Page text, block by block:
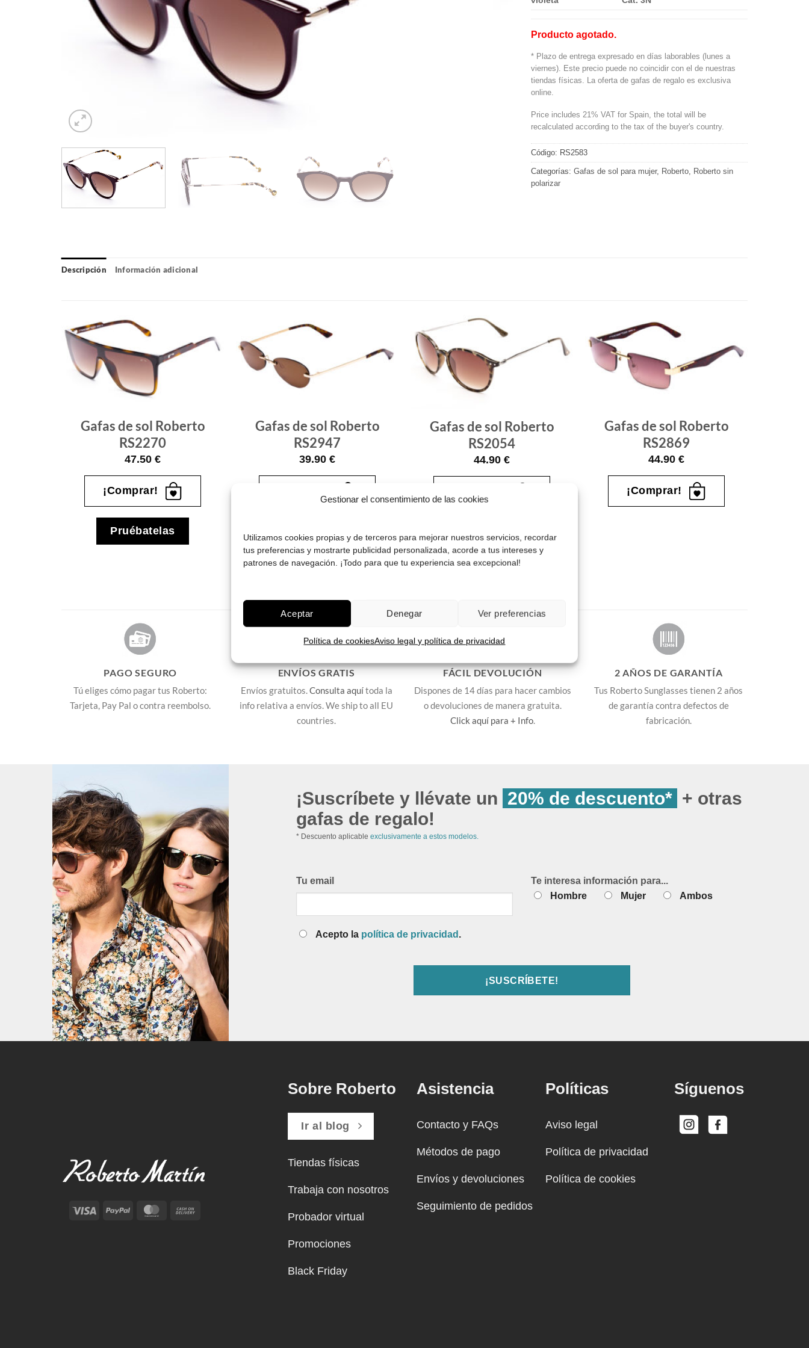
Gestionar el consentimiento de las cookies
Utilizamos cookies propias y de terceros para mejorar nuestros servicios, recordar
tus preferencias y mostrarte publicidad personalizada, acorde a tus intereses y
patrones de navegación. ¡Todo para que tu experiencia sea excepcional!
Aceptar Denegar Ver preferencias
Política de cookiesAviso legal y política de privacidad
Producto agotado.
* Plazo de entrega expresado en días laborables (lunes a
viernes). Este precio puede no coincidir con el de nuestras
tiendas físicas. La oferta de gafas de regalo es exclusiva
online.
Price includes 21% VAT for Spain, the total will be
recalculated according to the tax of the buyer's country.
Código: RS2583
Categorías: Gafas de sol para mujer, Roberto
Roberto sin
polarizar
Descripción Información adicional
Gafas
Gafas de sol Roberto
RS2270
47.50 €
¡Comprar!
Pruébatelas
de sol
Gafas de sol Roberto
RS2947
39.90 €
Gafas
de sol
Gafas de sol Roberto
RS2054
44.90 €
Pruébatelas
de sol
Gafas de sol Roberto
RS2869
44.90 €
¡Comprar!
PAGO SEGURO
Tú eliges cómo pagar tus Roberto:
Tarjeta, Pay Pal o contra reembolso.
ENVÍOS GRATIS
Envíos gratuitos.Consulta aquítoda la
info relativa a envíos. We ship to all EU
countries.
FÁCIL DEVOLUCIÓN
Dispones de 14 días para hacer cambios
o devoluciones de manera gratuita.
Click aquí para + Info.
2 AÑOS DE GARANTÍA
Tus Roberto Sunglasses tienen 2 años
de garantía contra defectos de
fabricación.
¡Suscríbete y llévate un 20% de descuento* + otras
gafas de regalo!
* Descuento aplicable exclusivamente a estos modelos.
Tu email
Acepto la política de privacidad .
Te interesa información para...
Hombre
Mujer Ambos
Visa PayPal MasterCard
Sobre Roberto
Ir al blog
Tiendas físicas
Trabaja con nosotros
Probador virtual
Promociones
Black Friday
Asistencia
Contacto y FAQs
Métodos de pago
Envíos y devoluciones
Seguimiento de pedidos
Políticas
Aviso legal
Política de privacidad
Política de cookies
Síguenos